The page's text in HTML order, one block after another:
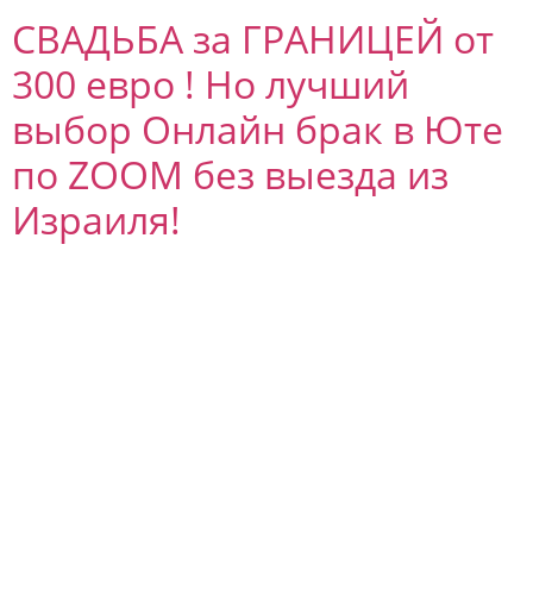
СВАДЬБА за ГРАНИЦЕЙ от
300 евро ! Но лучший
выбор Онлайн брак в Юте
по ZOOM без выезда из
Израиля!